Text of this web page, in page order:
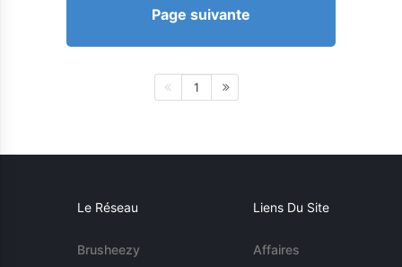
Page suivante
1
Le Réseau
Brusheezy
Liens Du Site
Affaires